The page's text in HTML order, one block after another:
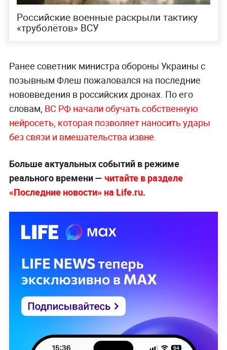
Российские военные раскрыли тактику
«труболётов» ВСУ
Ранее советник министра обороны Украины с
позывным Флеш пожаловался на последние
нововведения в российских дронах. По его
словам, ВС РФ начали обучать собственную
нейросеть, которая позволяет наносить удары
без связи и вмешательства извне.
Больше актуальных событий в режиме
реального времени — читайте в разделе
«Последние новости» на Life.ru.